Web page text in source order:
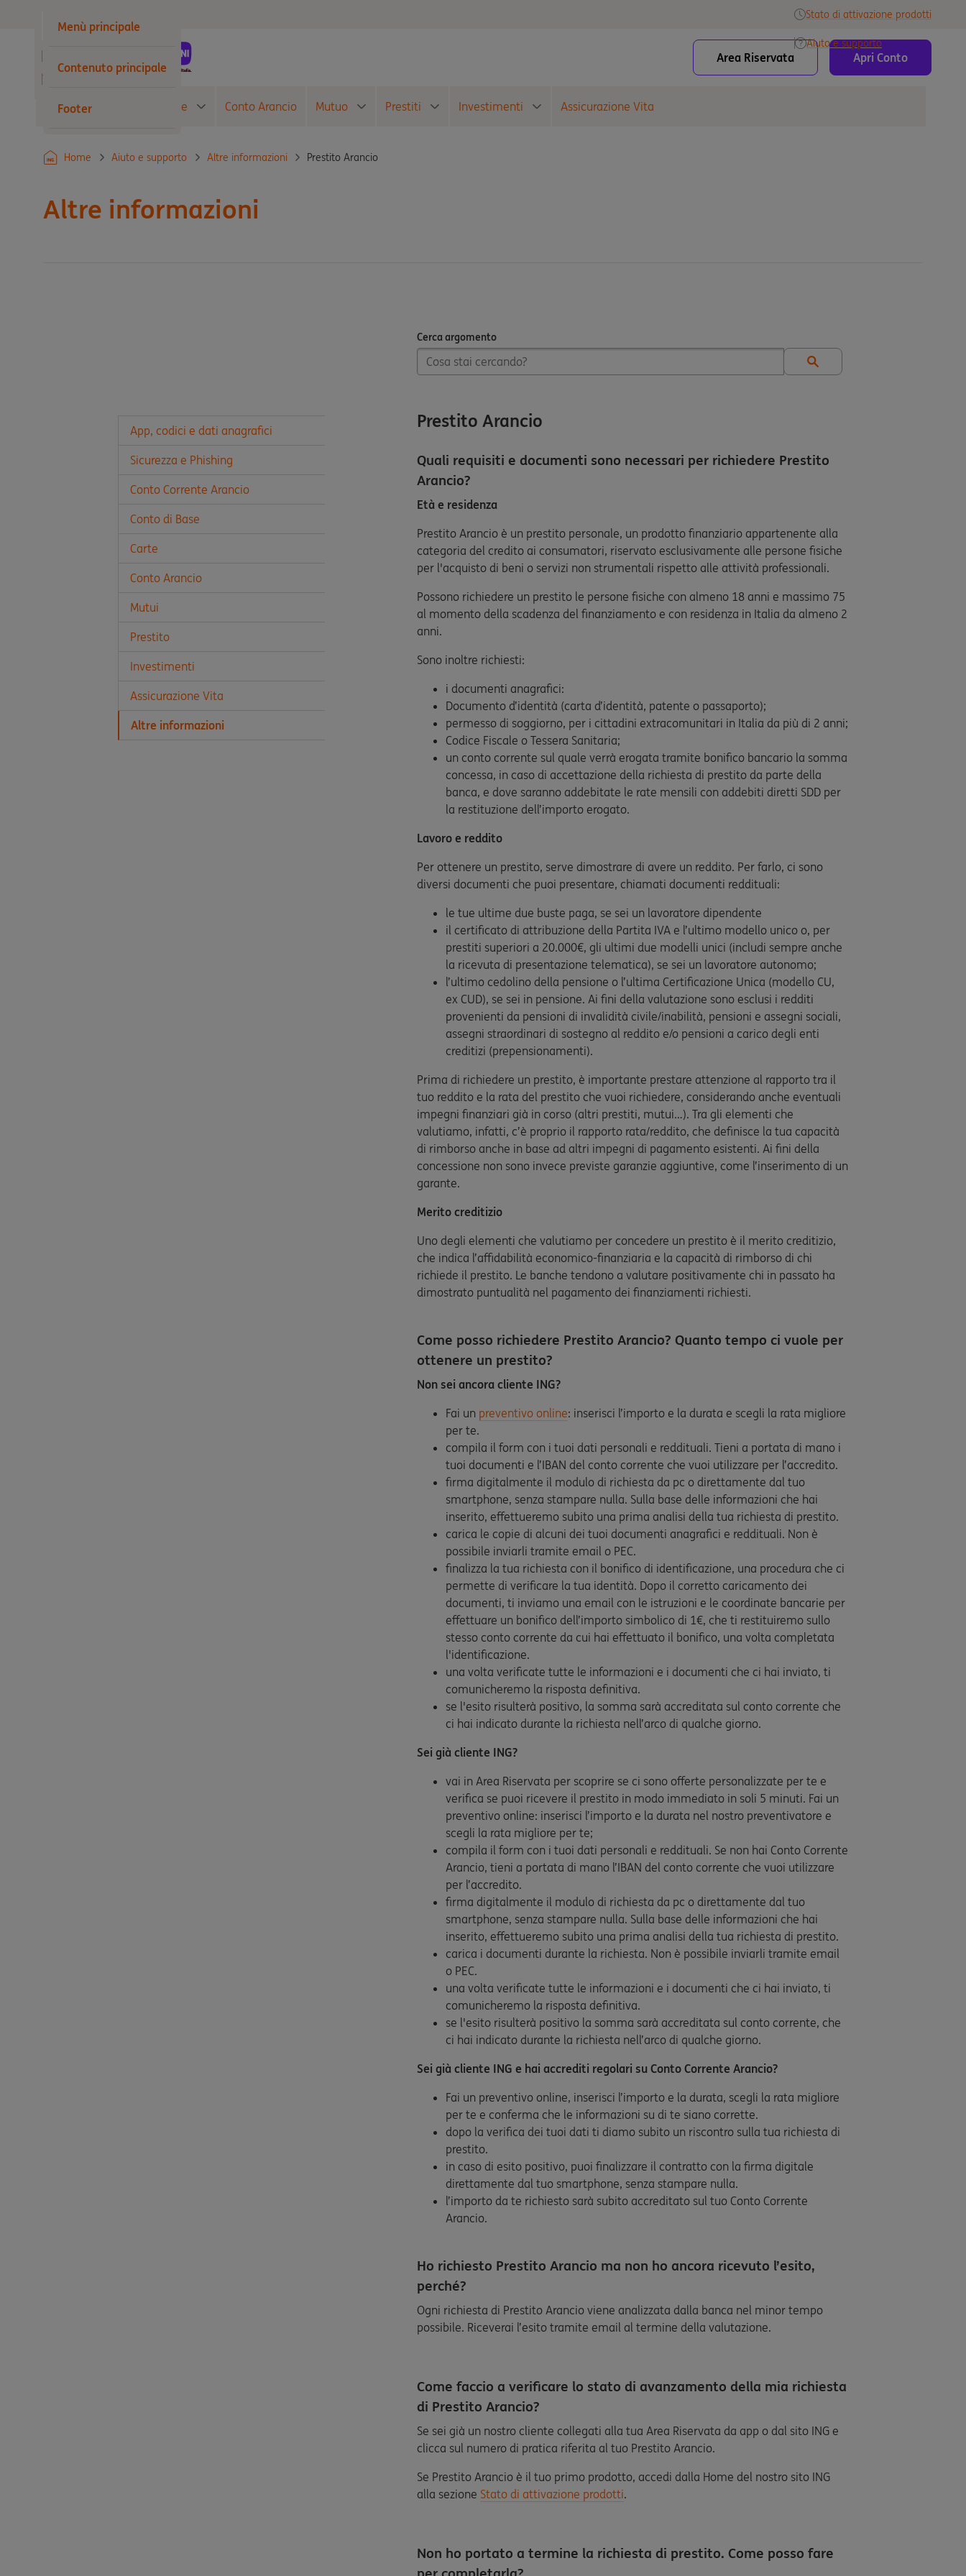
Menù principale
Contenuto principale
Footer
Privati
Wholesale
Stato di attivazione prodotti
Aiuto e supporto
Area Riservata Apri Conto
Conto Corrente Carte Conto Arancio Mutuo Prestiti Investimenti Assicurazione Vita
Home Aiuto e supporto Altre informazioni Prestito Arancio
Altre informazioni
App, codici e dati anagrafici
Sicurezza e Phishing
Conto Corrente Arancio
Conto di Base
Carte
Conto Arancio
Mutui
Prestito
Investimenti
Assicurazione Vita
Altre informazioni
Cerca argomento
Cerca argomento
Prestito Arancio
Quali requisiti e documenti sono necessari per richiedere Prestito
Arancio?
Età e residenza
Prestito Arancio è un prestito personale, un prodotto finanziario appartenente alla
categoria del credito ai consumatori, riservato esclusivamente alle persone fisiche
per l'acquisto di beni o servizi non strumentali rispetto alle attività professionali.
Possono richiedere un prestito le persone fisiche con almeno 18 anni e massimo 75
al momento della scadenza del finanziamento e con residenza in Italia da almeno 2
anni.
Sono inoltre richiesti:
i documenti anagrafici:
Documento d’identità (carta d’identità, patente o passaporto);
permesso di soggiorno, per i cittadini extracomunitari in Italia da più di 2 anni;
Codice Fiscale o Tessera Sanitaria;
un conto corrente sul quale verrà erogata tramite bonifico bancario la somma
concessa, in caso di accettazione della richiesta di prestito da parte della
banca, e dove saranno addebitate le rate mensili con addebiti diretti SDD per
la restituzione dell’importo erogato.
Lavoro e reddito
Per ottenere un prestito, serve dimostrare di avere un reddito. Per farlo, ci sono
diversi documenti che puoi presentare, chiamati documenti reddituali:
le tue ultime due buste paga, se sei un lavoratore dipendente
il certificato di attribuzione della Partita IVA e l’ultimo modello unico o, per
prestiti superiori a 20.000€, gli ultimi due modelli unici (includi sempre anche
la ricevuta di presentazione telematica), se sei un lavoratore autonomo;
l’ultimo cedolino della pensione o l’ultima Certificazione Unica (modello CU,
ex CUD), se sei in pensione. Ai fini della valutazione sono esclusi i redditi
provenienti da pensioni di invalidità civile/inabilità, pensioni e assegni sociali,
assegni straordinari di sostegno al reddito e/o pensioni a carico degli enti
creditizi (prepensionamenti).
Prima di richiedere un prestito, è importante prestare attenzione al rapporto tra il
tuo reddito e la rata del prestito che vuoi richiedere, considerando anche eventuali
impegni finanziari già in corso (altri prestiti, mutui…). Tra gli elementi che
valutiamo, infatti, c’è proprio il rapporto rata/reddito, che definisce la tua capacità
di rimborso anche in base ad altri impegni di pagamento esistenti. Ai fini della
concessione non sono invece previste garanzie aggiuntive, come l’inserimento di un
garante.
Merito creditizio
Uno degli elementi che valutiamo per concedere un prestito è il merito creditizio,
che indica l’affidabilità economico-finanziaria e la capacità di rimborso di chi
richiede il prestito. Le banche tendono a valutare positivamente chi in passato ha
dimostrato puntualità nel pagamento dei finanziamenti richiesti.
Come posso richiedere Prestito Arancio? Quanto tempo ci vuole per
ottenere un prestito?
Non sei ancora cliente ING?
Fai un preventivo online: inserisci l’importo e la durata e scegli la rata migliore
per te.
compila il form con i tuoi dati personali e reddituali. Tieni a portata di mano i
tuoi documenti e l’IBAN del conto corrente che vuoi utilizzare per l’accredito.
firma digitalmente il modulo di richiesta da pc o direttamente dal tuo
smartphone, senza stampare nulla. Sulla base delle informazioni che hai
inserito, effettueremo subito una prima analisi della tua richiesta di prestito.
carica le copie di alcuni dei tuoi documenti anagrafici e reddituali. Non è
possibile inviarli tramite email o PEC.
finalizza la tua richiesta con il bonifico di identificazione, una procedura che ci
permette di verificare la tua identità. Dopo il corretto caricamento dei
documenti, ti inviamo una email con le istruzioni e le coordinate bancarie per
effettuare un bonifico dell’importo simbolico di 1€, che ti restituiremo sullo
stesso conto corrente da cui hai effettuato il bonifico, una volta completata
l'identificazione.
una volta verificate tutte le informazioni e i documenti che ci hai inviato, ti
comunicheremo la risposta definitiva.
se l'esito risulterà positivo, la somma sarà accreditata sul conto corrente che
ci hai indicato durante la richiesta nell’arco di qualche giorno.
Sei già cliente ING?
vai in Area Riservata per scoprire se ci sono offerte personalizzate per te e
verifica se puoi ricevere il prestito in modo immediato in soli 5 minuti. Fai un
preventivo online: inserisci l’importo e la durata nel nostro preventivatore e
scegli la rata migliore per te;
compila il form con i tuoi dati personali e reddituali. Se non hai Conto Corrente
Arancio, tieni a portata di mano l’IBAN del conto corrente che vuoi utilizzare
per l’accredito.
firma digitalmente il modulo di richiesta da pc o direttamente dal tuo
smartphone, senza stampare nulla. Sulla base delle informazioni che hai
inserito, effettueremo subito una prima analisi della tua richiesta di prestito.
carica i documenti durante la richiesta. Non è possibile inviarli tramite email
o PEC.
una volta verificate tutte le informazioni e i documenti che ci hai inviato, ti
comunicheremo la risposta definitiva.
se l'esito risulterà positivo la somma sarà accreditata sul conto corrente, che
ci hai indicato durante la richiesta nell’arco di qualche giorno.
Sei già cliente ING e hai accrediti regolari su Conto Corrente Arancio?
Fai un preventivo online, inserisci l’importo e la durata, scegli la rata migliore
per te e conferma che le informazioni su di te siano corrette.
dopo la verifica dei tuoi dati ti diamo subito un riscontro sulla tua richiesta di
prestito.
in caso di esito positivo, puoi finalizzare il contratto con la firma digitale
direttamente dal tuo smartphone, senza stampare nulla.
l’importo da te richiesto sarà subito accreditato sul tuo Conto Corrente
Arancio.
Ho richiesto Prestito Arancio ma non ho ancora ricevuto l’esito,
perché?
Ogni richiesta di Prestito Arancio viene analizzata dalla banca nel minor tempo
possibile. Riceverai l’esito tramite email al termine della valutazione.
Come faccio a verificare lo stato di avanzamento della mia richiesta
di Prestito Arancio?
Se sei già un nostro cliente collegati alla tua Area Riservata da app o dal sito ING e
clicca sul numero di pratica riferita al tuo Prestito Arancio.
Se Prestito Arancio è il tuo primo prodotto, accedi dalla Home del nostro sito ING
alla sezione Stato di attivazione prodotti.
Non ho portato a termine la richiesta di prestito. Come posso fare